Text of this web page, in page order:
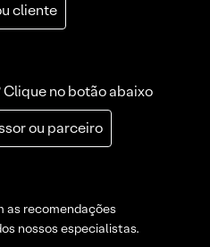
cliente
no botão abaixo
ou parceiro
as recomendações
nossos especialistas.